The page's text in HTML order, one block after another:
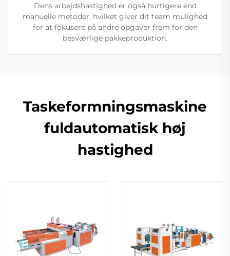
Dens arbejdshastighed er også hurtigere end
manuelle metoder, hvilket giver dit team mulighed
for at fokusere på andre opgaver frem for den
besværlige pakkeproduktion.
Taskeformningsmaskine
fuldautomatisk høj
hastighed